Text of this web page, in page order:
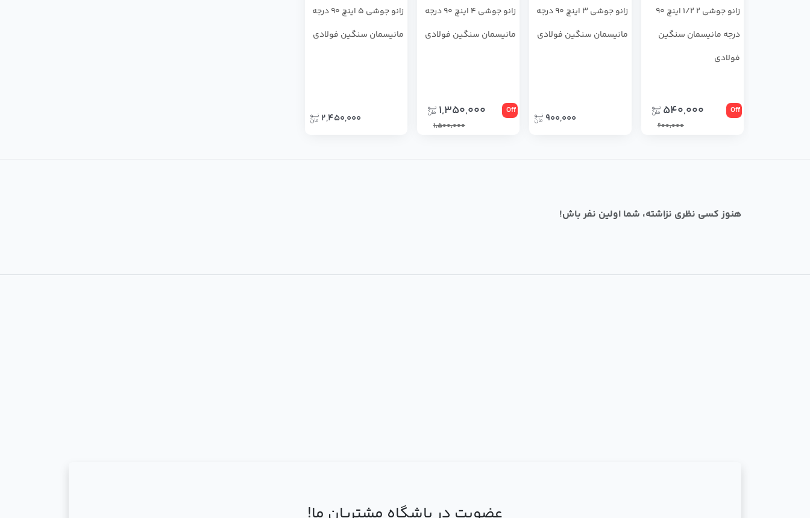
زانو جوشی 2 1/2 اینچ 90
درجه مانیسمان سنگین
فولادی
Off
540,000
600,000
زانو جوشی 3 اینچ 90 درجه
مانیسمان سنگین فولادی
900,000
زانو جوشی 4 اینچ 90 درجه
مانیسمان سنگین فولادی
Off
1,350,000
1,500,000
زانو جوشی 5 اینچ 90 درجه
مانیسمان سنگین فولادی
2,450,000
هنوز کسی نظری نزاشته، شما اولین نفر باش!